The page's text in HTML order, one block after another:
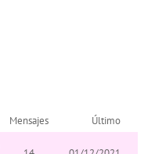
Mensajes
Último